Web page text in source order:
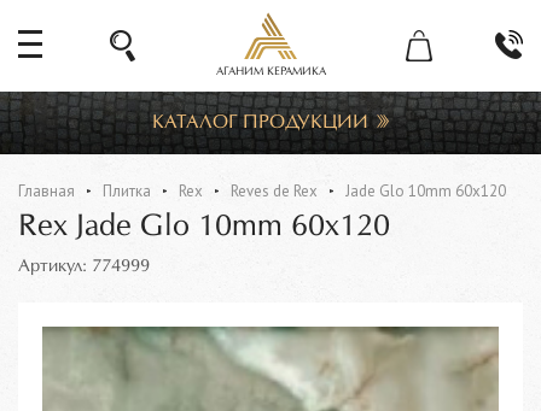
АГАНИМ КЕРАМИКА
КАТАЛОГ ПРОДУКЦИИ
Главная Плитка Rex Reves de Rex Jade Glo 10mm 60x120
Rex Jade Glo 10mm 60x120
Артикул: 774999